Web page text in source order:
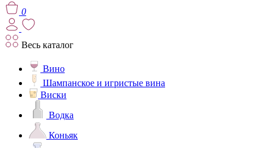
0
Весь каталог
Вино
Шампанское и игристые вина
Виски
Водка
Коньяк